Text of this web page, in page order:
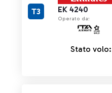
EK 4240
Operato da:
T3
Stato volo: